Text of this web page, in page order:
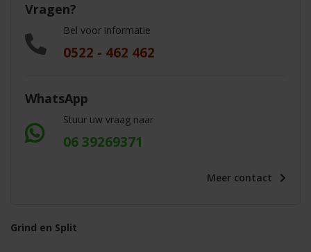
Vragen?
Bel voor informatie
0522 - 462 462
WhatsApp
Stuur uw vraag naar
06 39269371
Meer contact
Grind en Split